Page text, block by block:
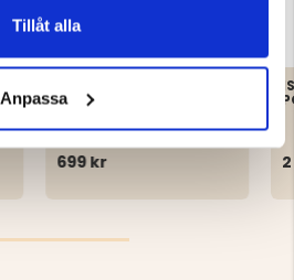
Tillåt alla
Anpassa
699 kr